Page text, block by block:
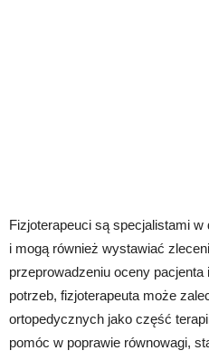
Fizjoterapeuci są specjalistami
i mogą również wystawiać
przeprowadzeniu oceny
potrzeb, fizjoterapeuta może
ortopedycznych jako część
pomóc w poprawie równowagi,